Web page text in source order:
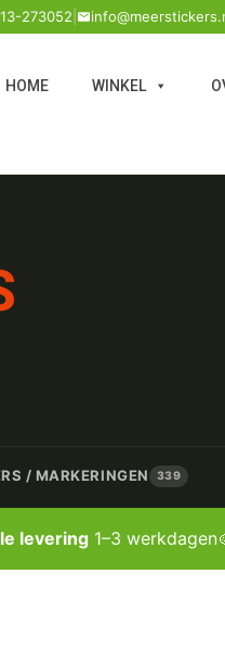
273052
HOME WINKEL
/ MARKERINGEN 339
levering1–3 werkdagen